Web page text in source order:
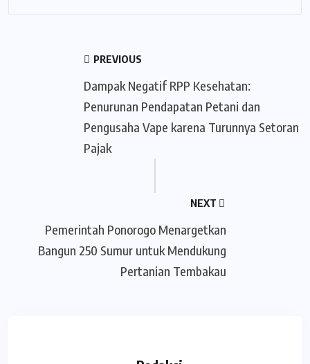
PREVIOUS
Dampak Negatif RPP Kesehatan:
Penurunan Pendapatan Petani dan
Pengusaha Vape karena Turunnya Setoran
Pajak
NEXT
Pemerintah Ponorogo Menargetkan
Bangun 250 Sumur untuk Mendukung
Pertanian Tembakau